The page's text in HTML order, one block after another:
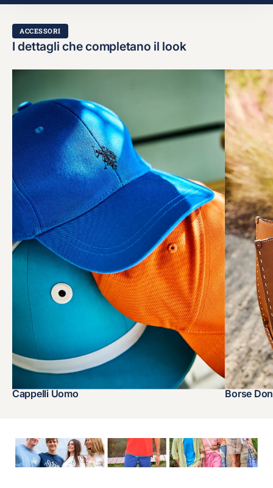
ACCESSORI
I dettagli che completano il look
Cappelli Uomo Borse